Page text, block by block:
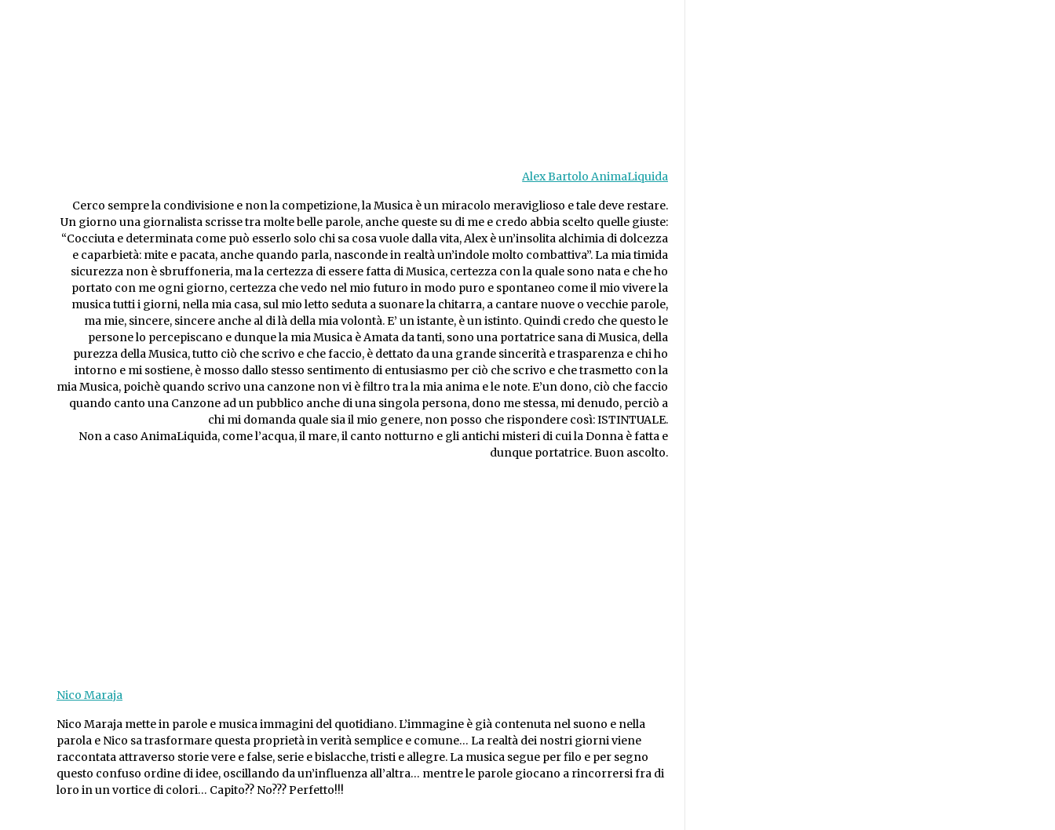
Alex Bartolo AnimaLiquida
Cerco sempre la condivisione e non la competizione, la Musica è un miracolo meraviglioso e tale deve restare.
Un giorno una giornalista scrisse tra molte belle parole, anche queste su di me e credo abbia scelto quelle giuste:
“Cocciuta e determinata come può esserlo solo chi sa cosa vuole dalla vita, Alex è un’insolita alchimia di dolcezza
e caparbietà: mite e pacata, anche quando parla, nasconde in realtà un’indole molto combattiva”. La mia timida
sicurezza non è sbruffoneria, ma la certezza di essere fatta di Musica, certezza con la quale sono nata e che ho
portato con me ogni giorno, certezza che vedo nel mio futuro in modo puro e spontaneo come il mio vivere la
musica tutti i giorni, nella mia casa, sul mio letto seduta a suonare la chitarra, a cantare nuove o vecchie parole,
ma mie, sincere, sincere anche al di là della mia volontà. E’ un istante, è un istinto. Quindi credo che questo le
persone lo percepiscano e dunque la mia Musica è Amata da tanti, sono una portatrice sana di Musica, della
purezza della Musica, tutto ciò che scrivo e che faccio, è dettato da una grande sincerità e trasparenza e chi ho
intorno e mi sostiene, è mosso dallo stesso sentimento di entusiasmo per ciò che scrivo e che trasmetto con la
mia Musica, poichè quando scrivo una canzone non vi è filtro tra la mia anima e le note. E’un dono, ciò che faccio
quando canto una Canzone ad un pubblico anche di una singola persona, dono me stessa, mi denudo, perciò a
chi mi domanda quale sia il mio genere, non posso che rispondere così: ISTINTUALE.
Non a caso AnimaLiquida, come l’acqua, il mare, il canto notturno e gli antichi misteri di cui la Donna è fatta e
dunque portatrice. Buon ascolto.
Nico Maraja
Nico Maraja mette in parole e musica immagini del quotidiano. L’immagine è già contenuta nel suono e nella
parola e Nico sa trasformare questa proprietà in verità semplice e comune… La realtà dei nostri giorni viene
raccontata attraverso storie vere e false, serie e bislacche, tristi e allegre. La musica segue per filo e per segno
questo confuso ordine di idee, oscillando da un’influenza all’altra… mentre le parole giocano a rincorrersi fra di
loro in un vortice di colori… Capito?? No??? Perfetto!!!